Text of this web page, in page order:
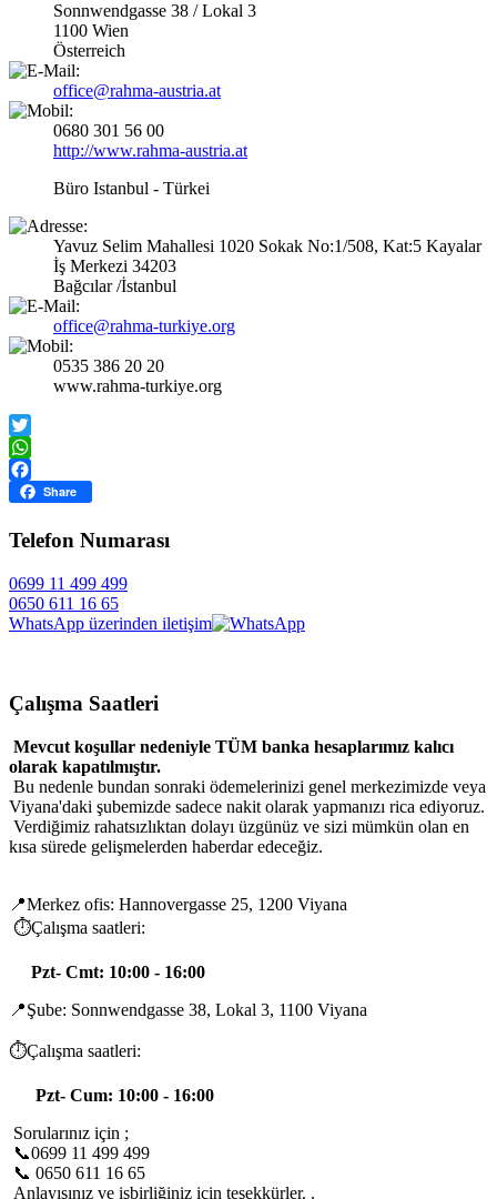
Sonnwendgasse 38 / Lokal 3
1100 Wien
Österreich
office@rahma-austria.at
0680 301 56 00
http://www.rahma-austria.at
Büro Istanbul - Türkei
Yavuz Selim Mahallesi 1020 Sokak No:1/508, Kat:5 Kayalar
İş Merkezi 34203
Bağcılar /İstanbul
office@rahma-turkiye.org
0535 386 20 20
www.rahma-turkiye.org
Twitter
WhatsApp
Facebook
Share
Telefon Numarası
0699 11 499 499
0650 611 16 65
WhatsApp üzerinden iletişim
Çalışma Saatleri
Mevcut koşullar nedeniyle TÜM banka hesaplarımız kalıcı
olarak kapatılmıştır.
Bu nedenle bundan sonraki ödemelerinizi genel merkezimizde veya
Viyana'daki şubemizde sadece nakit olarak yapmanızı rica ediyoruz.
Verdiğimiz rahatsızlıktan dolayı üzgünüz ve sizi mümkün olan en
kısa sürede gelişmelerden haberdar edeceğiz.
📍Merkez ofis: Hannovergasse 25, 1200 Viyana
⏱️Çalışma saatleri:
Pzt- Cmt: 10:00 - 16:00
📍Şube: Sonnwendgasse 38, Lokal 3, 1100 Viyana
⏱️Çalışma saatleri:
Pzt- Cum: 10:00 - 16:00
Sorularınız için ;
📞0699 11 499 499
📞 0650 611 16 65
Anlayışınız ve işbirliğiniz için teşekkürler. .